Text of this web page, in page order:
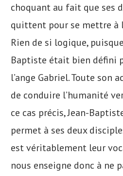
choquant au fait que ses
quittent pour se mettre à
Rien de si logique,
Baptiste était bien défini
l’ange Gabriel. Toute son
de conduire l’humanité
ce cas précis, Jean-
permet à ses deux
est véritablement leur
nous enseigne donc à ne